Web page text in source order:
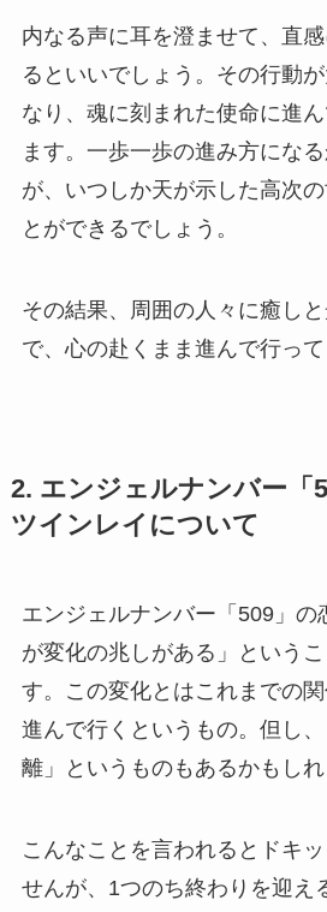
内なる声に耳を澄ませて、直
るといいでしょう。その行動
なり、魂に刻まれた使命に進
ます。一歩一歩の進み方にな
が、いつしか天が示した高次
とができるでしょう。
その結果、周囲の人々に癒し
で、心の赴くまま進んで行っ
2. エンジェルナンバー「
ツインレイについて
エンジェルナンバー「509」の
が変化の兆しがある」という
す。この変化とはこれまでの
進んで行くというもの。但し
離」というものもあるかもしれ
こんなことを言われるとドキ
せんが、1つのち終わりを迎え